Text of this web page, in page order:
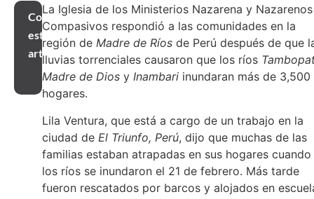
Compartir
este
artículo
La Iglesia de los Ministerios Nazarena y Nazarenos
Compasivos respondió a las comunidades en la
región de Madre de Ríos de Perú después de que
lluvias torrenciales causaron que los ríos
Madre de Dios y Inambari inundaran más de 3,500
hogares.
Lila Ventura, que está a cargo de un trabajo en la
ciudad de El Triunfo, Perú, dijo que muchas de las
familias estaban atrapadas en sus hogares cuando
los ríos se inundaron el 21 de febrero. Más tarde
fueron rescatados por barcos y alojados en